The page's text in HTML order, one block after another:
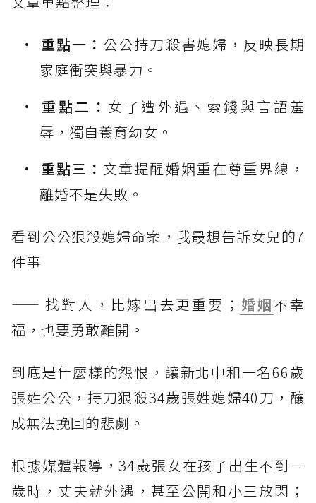
重點一： 公公持刀殺害媳婦，反映長期
家庭衝突與暴力。
重點二： 女子遭外遇、索錢與言語羞
辱，獨自養育幼女。
重點三： 文章提醒婚姻重在尊重界線，
離婚不是失敗。
看到公公狠殺媳婦命案，我最想告訴女兒的7
件事
—— 找對人，比嫁出去更重要； 婚姻不幸
福，也要勇敢離開。
到底是什麼樣的怨恨，讓新北中和一名66歲
張姓公公，持刀狠殺34歲張姓媳婦40刀，釀
成無法挽回的悲劇。
根據媒體報導，34歲張女在孩子出生不到一
歲時，丈夫就外遇，甚至公開和小三放閃；